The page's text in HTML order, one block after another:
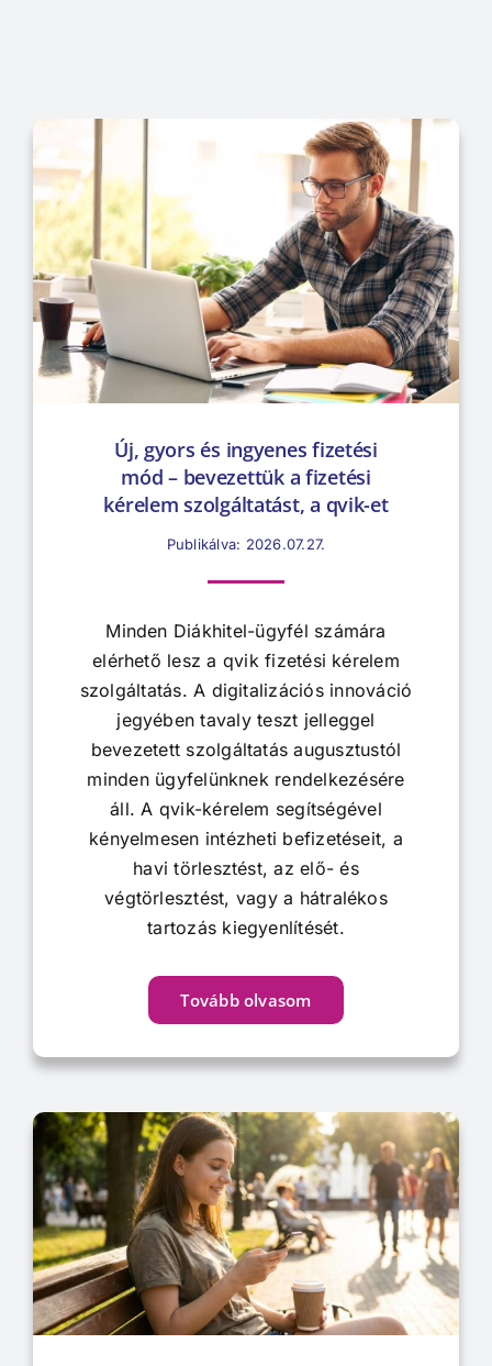
Új, gyors és ingyenes fizetési
mód – bevezettük a fizetési
kérelem szolgáltatást, a qvik-et
Publikálva: 2026.07.27.
Minden Diákhitel-ügyfél számára
elérhető lesz a qvik fizetési kérelem
szolgáltatás. A digitalizációs innováció
jegyében tavaly teszt jelleggel
bevezetett szolgáltatás augusztustól
minden ügyfelünknek rendelkezésére
áll. A qvik-kérelem segítségével
kényelmesen intézheti befizetéseit, a
havi törlesztést, az elő- és
végtörlesztést, vagy a hátralékos
tartozás kiegyenlítését.
Tovább olvasom